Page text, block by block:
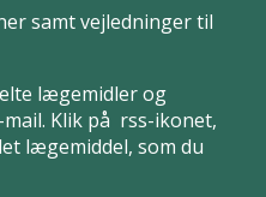
samt vejledninger til
lægemidler og
Klik på rss-ikonet,
lægemiddel, som du